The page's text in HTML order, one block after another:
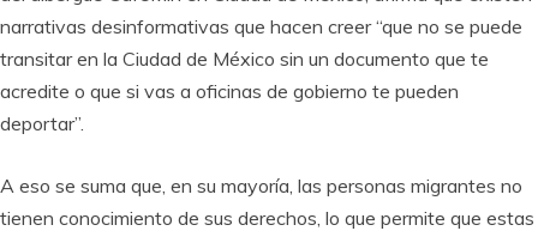
narrativas desinformativas que hacen creer “que no se puede
transitar en la Ciudad de México sin un documento que te
acredite o que si vas a oficinas de gobierno te pueden
deportar”.
A eso se suma que, en su mayoría, las personas migrantes no
tienen conocimiento de sus derechos, lo que permite que estas